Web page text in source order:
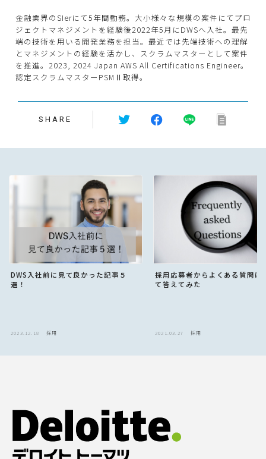
金融業界のSIerにて5年間勤務。大小様々な規模の案件にてプロ
ジェクトマネジメントを経験後2022年5月にDWSへ入社。最先
端の技術を用いる開発業務を担当。最近では先端技術への理解
とマネジメントの経験を活かし、スクラムマスターとして案件
を推進。2023, 2024 Japan AWS All Certifications Engineer。
認定スクラムマスターPSMⅡ取得。
SHARE
DWS入社前に見て良かった記事５
選！
2023.12.18 採用
採用応募者からよくある質問に
て答えてみた
2021.03.27 採用